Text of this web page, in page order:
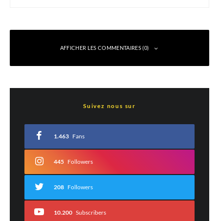
AFFICHER LES COMMENTAIRES (0)
*
Commentaire*
Suivez nous sur
1.463 Fans
445 Followers
208 Followers
10.200 Subscribers